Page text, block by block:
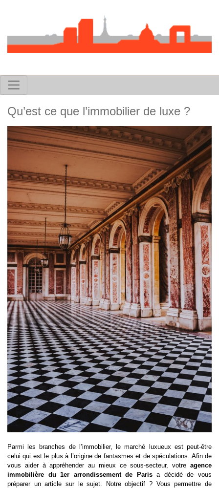
Qu’est ce que l’immobilier de luxe ?
Parmi les branches de l’immobilier, le marché luxueux est peut-être
celui qui est le plus à l’origine de fantasmes et de spéculations. Afin de
vous aider à appréhender au mieux ce sous-secteur, votre agence
immobilière du 1er arrondissement de Parisa décidé de vous
préparer un article sur le sujet. Notre objectif ? Vous permettre de